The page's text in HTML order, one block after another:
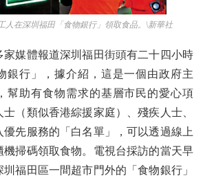
在深圳福田「食物銀行」領取食品。\新華社
媒體報道深圳福田街頭有二十四小時
銀行」，據介紹，這是一個由政府主
幫助有食物需求的基層市民的愛心項
士（類似香港綜援家庭）、殘疾人士、
優先服務的「白名單」，可以透過線上
機掃碼領取食物。電視台採訪的當天早
福田區一間超市門外的「食物銀行」